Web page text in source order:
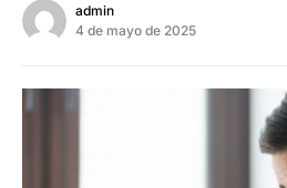
admin
4 de mayo de 2025